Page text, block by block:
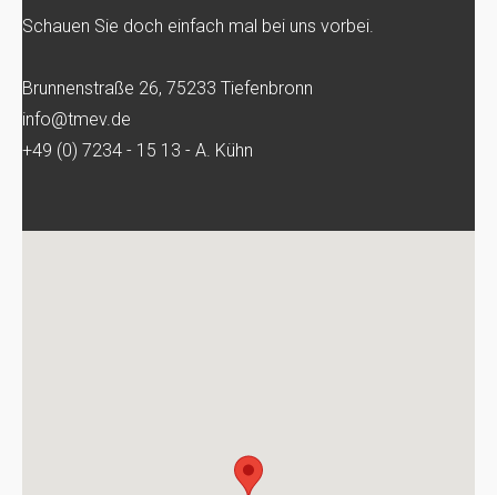
Schauen Sie doch einfach mal bei uns vorbei.
Brunnenstraße 26, 75233 Tiefenbronn
info@tmev.de
+49 (0) 7234 - 15 13 - A. Kühn